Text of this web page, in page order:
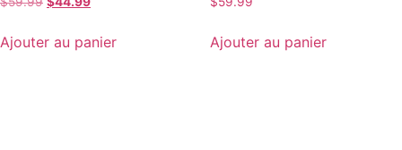
Ajouter au panier Ajouter au panier